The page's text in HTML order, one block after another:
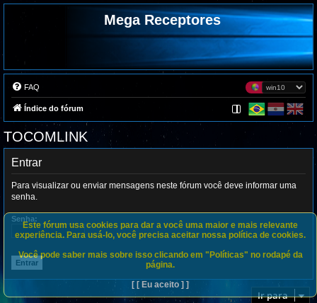
Mega Receptores
FAQ
Índice do fórum
TOCOMLINK
Entrar
Para visualizar ou enviar mensagens neste fórum você deve informar uma
senha.
Senha:
Ir para
Este fórum usa cookies para dar a você uma maior e mais relevante
experiência. Para usá-lo, você precisa aceitar nossa política de cookies.
Você pode saber mais sobre isso clicando em "Políticas" no rodapé da
página.
[ [ Eu aceito ] ]